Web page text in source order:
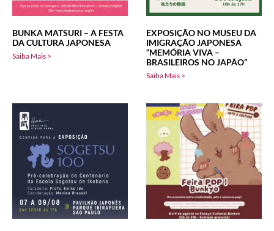
BUNKA MATSURI – A FESTA
DA CULTURA JAPONESA
Saiba Mais >
EXPOSIÇÃO NO MUSEU DA
IMIGRAÇÃO JAPONESA
“MEMÓRIA VIVA –
BRASILEIROS NO JAPÃO”
Saiba Mais >